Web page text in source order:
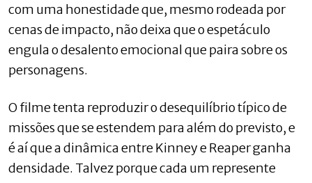
com uma honestidade que, mesmo rodeada por
cenas de impacto, não deixa que o espetáculo
engula o desalento emocional que paira sobre os
personagens.
O filme tenta reproduzir o desequilíbrio típico de
missões que se estendem para além do previsto, e
é aí que a dinâmica entre Kinney e Reaper ganha
densidade. Talvez porque cada um represente